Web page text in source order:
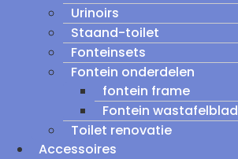
Urinoirs
Staand-toilet
Fonteinsets
Fontein onderdelen
fontein frame
Fontein wastafelblad
Toilet renovatie
Accessoires